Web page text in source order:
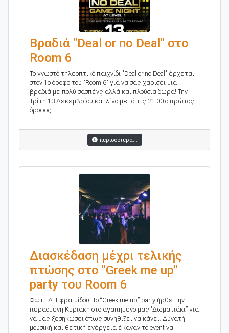
Βραδιά "Deal or no Deal" στο
Room 6
To γνωστό τηλεοπτικό παιχνίδι "Deal or no Deal" έρχεται
στον 1ο όροφο του "Room 6" για να σας χαρίσει μια
βραδιά με πολύ σασπένς αλλά και πλούσια δώρα! Την
Τρίτη 13 Δεκεμβρίου και λίγο μετά τις 21:00 ο πρώτος
όροφος...
περισσότερα...
Διασκέδαση μέχρι τελικής
πτώσης στο "Greek me up"
party του Room 6
Φωτ.: Δ. Εφραιμίδου Το “Greek me up” party ήρθε την
περασμένη Κυριακή στο αγαπημένο μας "Δωματιάκι” για
να μας ξεσηκώσει όπως συνηθίζει να κάνει. Δυνατή
μουσική και θετική ενέργεια έκαναν το event να